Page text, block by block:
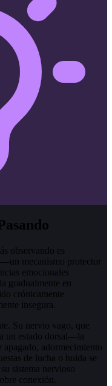
observando es
mecanismo protector
emocionales
gradualmente en
crónicamente
insegura.
Su nervio vago, que
un estado dorsal—la
apagado, adormecimiento
de lucha o huida se
sistema nervioso
conexión.